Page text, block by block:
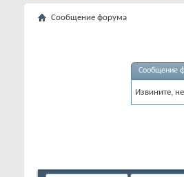
Сообщение форума
Сообщение
Извините,